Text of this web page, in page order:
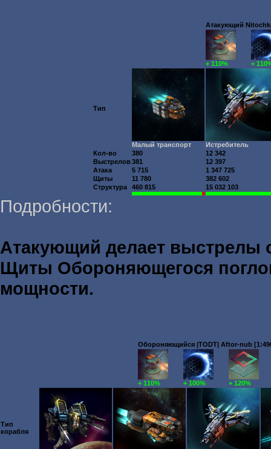
Атакующий
+ 110% +
Тип
Малый транспорт
Истребитель
Кол-во
380
12 342
Выстрелов381
12 397
Атака
5 715
1 347 725
Щиты
11 780
382 602
Структура
460 815 15 032 103
Подробности:
Атакующий делает
Щиты Обороняющегося
мощности.
Обороняющийся |TODT| Aftor-nub
+ 110% + 100% + 120%
Тип
корабля